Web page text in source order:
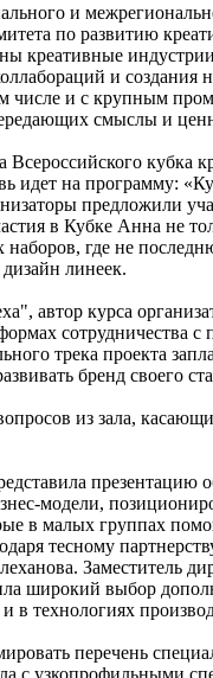
и
по развитию
креативные
и
числе и с крупным
смыслы и
идет на программу:
предложили
в Кубке Анна не
где не
линеек.
автор курса
сотрудничества
трека проекта
бренд своего
из зала,
презентацию
модели,
в малых группах
тесному
Заместитель
широкий выбор
в технологиях
перечень
с узкопрофильными